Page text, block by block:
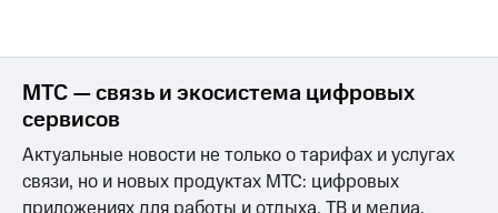
МТС — связь и экосистема цифровых
сервисов
Актуальные новости не только о тарифах и услугах
связи, но и новых продуктах МТС: цифровых